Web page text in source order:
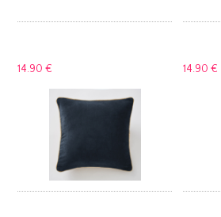
14.90 € 14.90 €